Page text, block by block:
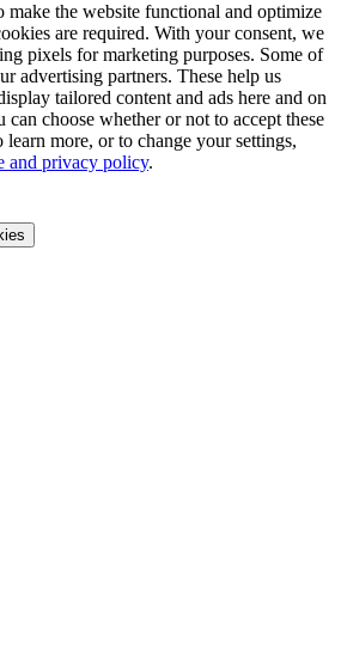
make the website functional and optimize
are required. With your consent, we
pixels for marketing purposes. Some of
advertising partners. These help us
tailored content and ads here and on
can choose whether or not to accept these
more, or to change your settings,
and privacy policy.